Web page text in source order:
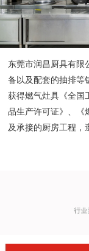
东莞市润昌厨具有限
备以及配套的抽排等
获得燃气灶具《全国
品生产许可证》、《
及承接的厨房工程，